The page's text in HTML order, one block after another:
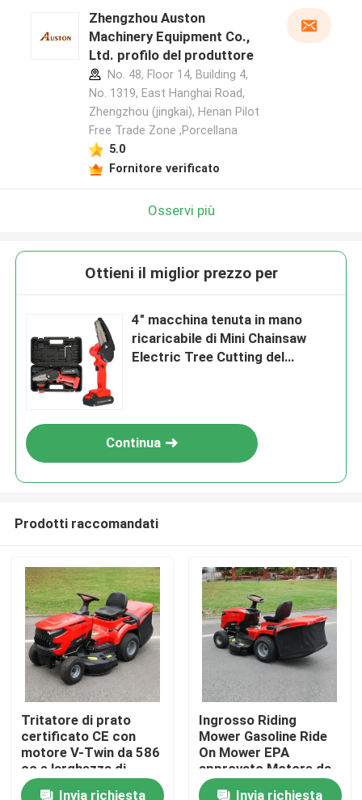
Lasciate un messaggio
Ti richiameremo presto!
Invia
Casa.
Prodotti
Video
Zhengzhou Auston
Machinery Equipment Co.,
Ltd. profilo del produttore
No. 48, Floor 14, Building 4,
No. 1319, East Hanghai Road,
Zhengzhou (jingkai), Henan Pilot
Free Trade Zone ,Porcellana
5.0
Fornitore verificato
Osservi più
Ottieni il miglior prezzo per
4" macchina tenuta in mano
ricaricabile di Mini Chainsaw
Electric Tree Cutting del
Continua
Prodotti raccomandati
Tritatore di prato
certificato CE con
motore V-Twin da 586
cc e larghezza di
taglio di 40,2 pollici
Invia richiesta
Ingrosso Riding
Mower Gasoline Ride
On Mower EPA
approvato Motore da
420cc 38" Larghezza
Invia richiesta